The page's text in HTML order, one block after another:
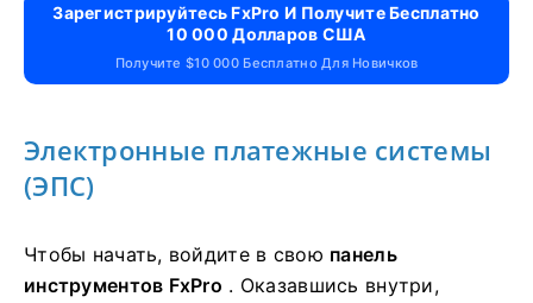
Зарегистрируйтесь FxPro И Получите Бесплатно
10 000 Долларов США
Получите $10 000 Бесплатно Для Новичков
Электронные платежные системы
(ЭПС)
Чтобы начать, войдите в свою панель
инструментов FxPro . Оказавшись внутри,